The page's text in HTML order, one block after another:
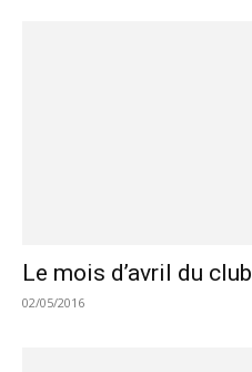
Le mois d’avril du club
02/05/2016